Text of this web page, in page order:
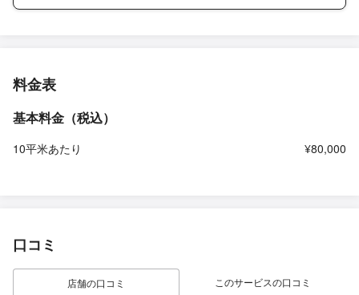
料金表
基本料金（税込）
10平米あたり ¥80,000
口コミ
店舗の口コミ このサービスの口コミ